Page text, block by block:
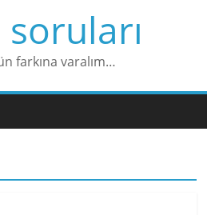
soruları
farkına varalım…